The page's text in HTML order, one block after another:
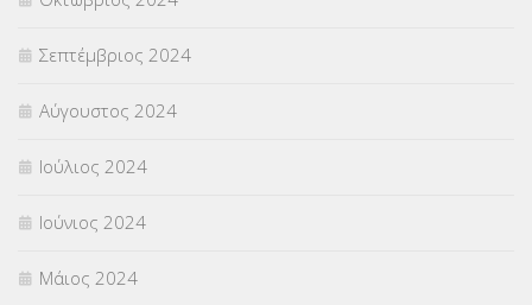
Σεπτέμβριος 2024
Αύγουστος 2024
Ιούλιος 2024
Ιούνιος 2024
Μάιος 2024